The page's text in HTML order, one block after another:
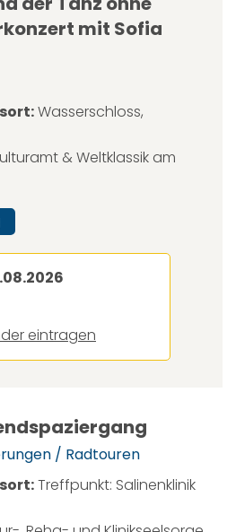
mit Sofia
Wasserschloss,
& Weltklassik am
eintragen
/ Radtouren
Treffpunkt: Salinenklinik